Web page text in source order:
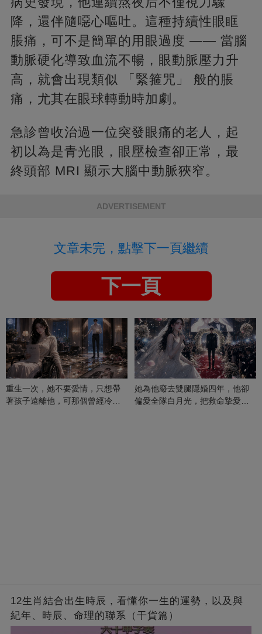
降，還伴隨噁心嘔吐。這種持續性眼眶
脹痛，可不是簡單的用眼過度 —— 當腦
動脈硬化導致血流不暢，眼動脈壓力升
高，就會出現類似 「緊箍咒」 般的脹
痛，尤其在眼球轉動時加劇。
急診曾收治過一位突發眼痛的老人，起
初以為是青光眼，眼壓檢查卻正常，最
終頭部 MRI 顯示大腦中動脈狹窄。
ADVERTISEMENT
文章未完，點擊下一頁繼續
下一頁
重生一次，她不要愛情，只想帶
著孩子遠離他，可那個曾經冷漠
她為他廢去雙腿隱婚四年，他卻
偏愛全隊白月光，把救命摯愛當
12生肖結合出生時辰，看懂你一生的運勢，以及與
紀年、時辰、命理的聯系（干貨篇）